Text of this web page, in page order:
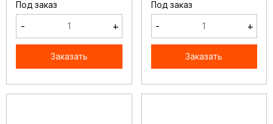
Под заказ
- +
Заказать
Под заказ
- +
Заказать